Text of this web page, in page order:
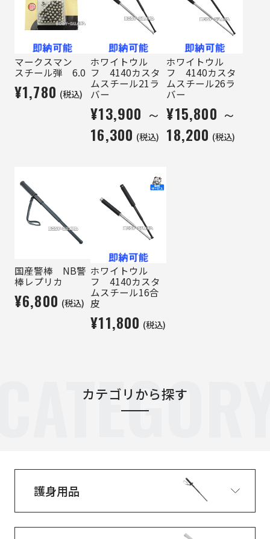
マークスマン
スチール弾 6.0
¥1,780 (税込)
ホワイトウル
フ 4140カスタ
ムスチール21ラ
バー
¥13,900 ～
16,300 (税込)
ホワイトウル
フ 4140カスタ
ムスチール26ラ
バー
¥15,800 ～
18,200 (税込)
国産警棒 NB警
棒レプリカ
¥6,800 (税込)
ホワイトウル
フ 4140カスタ
ムスチール16合
皮
¥11,800 (税込)
カテゴリから探す
護身用品